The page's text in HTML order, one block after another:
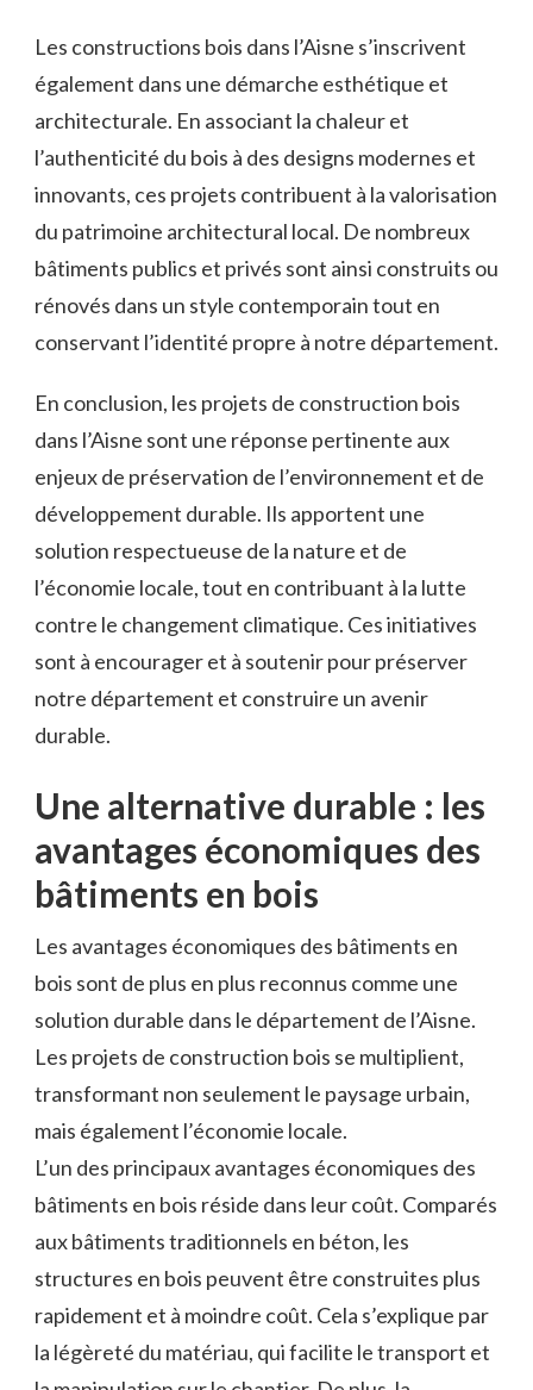
Les constructions bois dans l’Aisne ​s’inscrivent
également dans ​une ⁢démarche esthétique et
‌architecturale.​ En associant la chaleur et
‍l’authenticité du bois à​ des ‍designs‍ modernes et
innovants, ces projets contribuent​ à ⁣la valorisation‌
du patrimoine⁢ architectural local. De nombreux
bâtiments publics​ et privés sont ainsi construits ‌ou
​rénovés dans un style contemporain tout en​
conservant l’identité propre ​à notre département.
En conclusion, les projets de‍ construction bois
dans l’Aisne sont une ⁢réponse pertinente aux
enjeux de préservation de l’environnement et de‍
développement ⁤durable. Ils apportent une
solution respectueuse de la nature et de
l’économie‌ locale, tout en contribuant à ​la lutte
contre le changement ⁤climatique. ⁣Ces initiatives
sont à encourager ‌et à soutenir pour préserver
notre département et construire un avenir
durable.
Une alternative durable : les
avantages économiques des
bâtiments‌ en⁢ bois
Les​ avantages ⁣économiques des bâtiments ⁤en
bois sont de plus en plus ‍reconnus‌ comme une
solution durable dans ​le département de l’Aisne.
Les projets de construction bois se​ multiplient,
transformant non seulement le paysage urbain,⁢
mais également l’économie‌ locale.
L’un des⁤ principaux avantages⁤ économiques des
bâtiments en​ bois réside dans leur coût. Comparés
aux bâtiments traditionnels en béton, les
structures en bois ‍peuvent‍ être construites plus
rapidement et‌ à moindre coût. Cela s’explique par
la légèreté du matériau,‍ qui‌ facilite ‍le transport et‌